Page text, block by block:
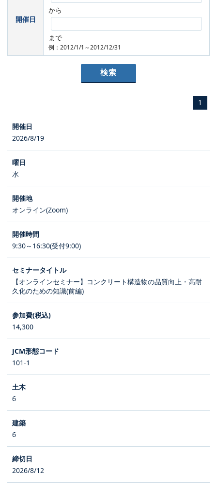
開催日
から
まで
例：2012/1/1～2012/12/31
1
2026/8/19
水
オンライン(Zoom)
9:30～16:30(受付9:00)
【オンラインセミナー】コンクリート構造物の品質向上・高耐
久化のための知識(前編)
14,300
101-1
6
6
2026/8/12